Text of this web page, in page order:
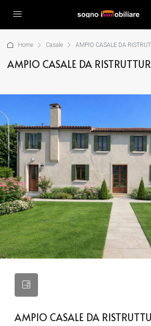
Home Casale AMPIO CASALE DA
AMPIO CASALE DA
AMPIO CASALE DA